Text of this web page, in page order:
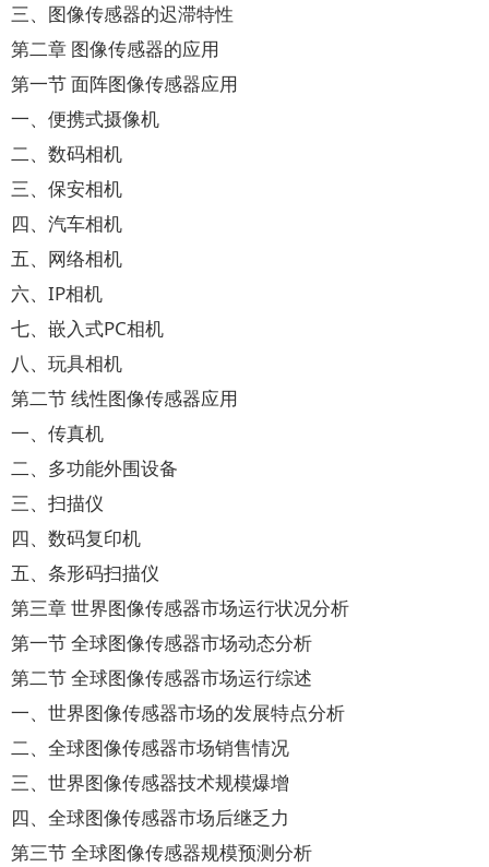
三、图像传感器的迟滞特性
第二章 图像传感器的应用
第一节 面阵图像传感器应用
一、便携式摄像机
二、数码相机
三、保安相机
四、汽车相机
五、网络相机
六、IP相机
七、嵌入式PC相机
八、玩具相机
第二节 线性图像传感器应用
一、传真机
二、多功能外围设备
三、扫描仪
四、数码复印机
五、条形码扫描仪
第三章 世界图像传感器市场运行状况分析
第一节 全球图像传感器市场动态分析
第二节 全球图像传感器市场运行综述
一、世界图像传感器市场的发展特点分析
二、全球图像传感器市场销售情况
三、世界图像传感器技术规模爆增
四、全球图像传感器市场后继乏力
第三节 全球图像传感器规模预测分析